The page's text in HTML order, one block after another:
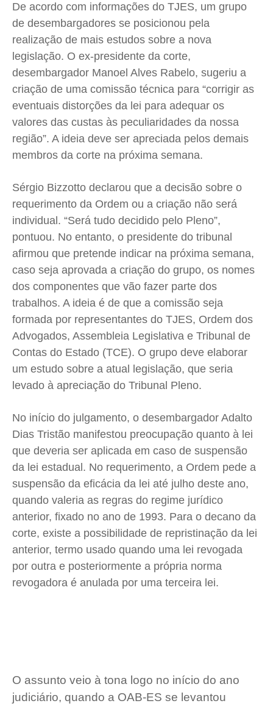
Publicidade Legal
Anuncie
Expediente
Contato
Anuncie
Privacidade
Publicidade Legal
Anuncie
Expediente
Contato
Anuncie
Privacidade
Publicidade Legal
Anuncie
Expediente
Contato
Anuncie
Privacidade
Publicidade Legal
Anuncie
Expediente
Contato
Anuncie
Privacidade
De acordo com informações do TJES, um grupo
de desembargadores se posicionou pela
realização de mais estudos sobre a nova
legislação. O ex-presidente da corte,
desembargador Manoel Alves Rabelo, sugeriu a
criação de uma comissão técnica para “corrigir as
eventuais distorções da lei para adequar os
valores das custas às peculiaridades da nossa
região”. A ideia deve ser apreciada pelos demais
membros da corte na próxima semana.
Sérgio Bizzotto declarou que a decisão sobre o
requerimento da Ordem ou a criação não será
individual. “Será tudo decidido pelo Pleno”,
pontuou. No entanto, o presidente do tribunal
afirmou que pretende indicar na próxima semana,
caso seja aprovada a criação do grupo, os nomes
dos componentes que vão fazer parte dos
trabalhos. A ideia é de que a comissão seja
formada por representantes do TJES, Ordem dos
Advogados, Assembleia Legislativa e Tribunal de
Contas do Estado (TCE). O grupo deve elaborar
um estudo sobre a atual legislação, que seria
levado à apreciação do Tribunal Pleno.
No início do julgamento, o desembargador Adalto
Dias Tristão manifestou preocupação quanto à lei
que deveria ser aplicada em caso de suspensão
da lei estadual. No requerimento, a Ordem pede a
suspensão da eficácia da lei até julho deste ano,
quando valeria as regras do regime jurídico
anterior, fixado no ano de 1993. Para o decano da
corte, existe a possibilidade de repristinação da lei
anterior, termo usado quando uma lei revogada
por outra e posteriormente a própria norma
revogadora é anulada por uma terceira lei.
O assunto veio à tona logo no início do ano
judiciário, quando a OAB-ES se levantou